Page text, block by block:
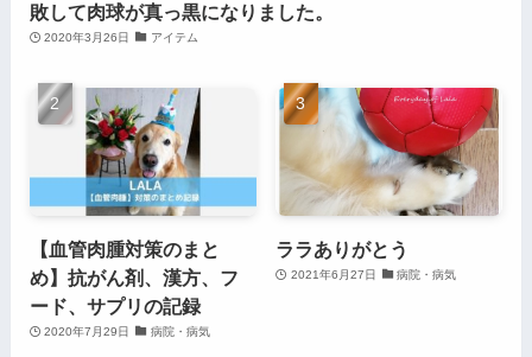
敗して肉球が真っ黒になりました。
2020年3月26日 アイテム
【血管肉腫対策のまと
め】抗がん剤、漢方、フ
ード、サプリの記録
2020年7月29日 病院・病気
ララありがとう
2021年6月27日 病院・病気